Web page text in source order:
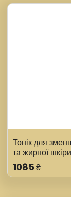
Тонік для
та жирної
1085 ₴